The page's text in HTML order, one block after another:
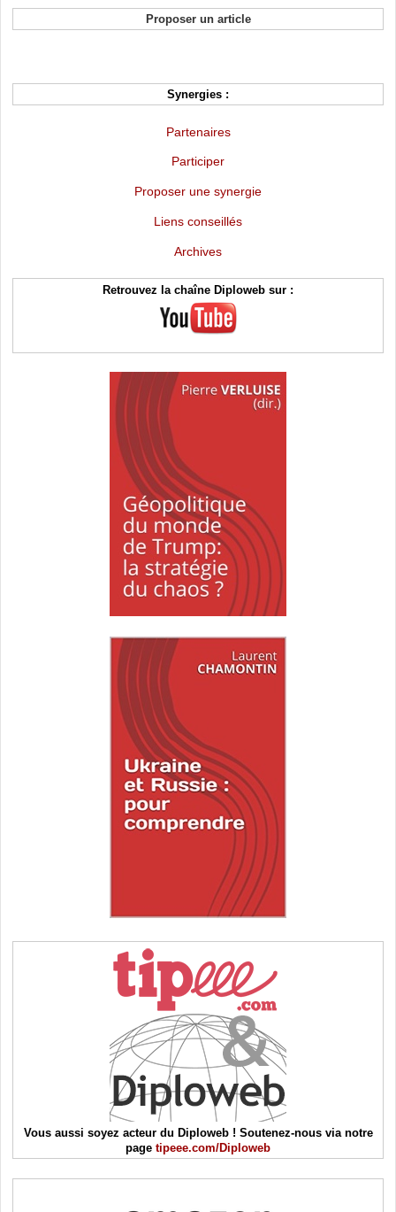
Proposer un article
Synergies :
Partenaires
Participer
Proposer une synergie
Liens conseillés
Archives
Retrouvez la chaîne Diploweb sur :
Vous aussi soyez acteur du Diploweb ! Soutenez-nous via notre
page tipeee.com/Diploweb